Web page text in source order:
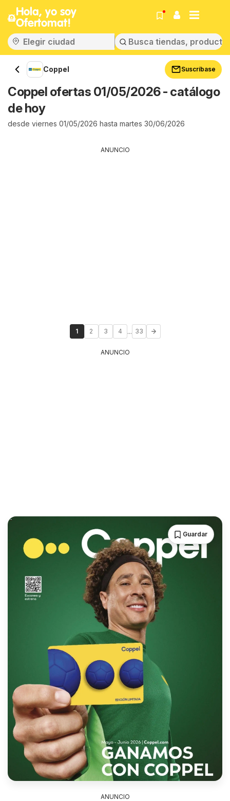
Hola, yo soy
Ofertomat!
Coppel Suscríbase
Coppel ofertas 01/05/2026 - catálogo
de hoy
desde viernes 01/05/2026 hasta martes 30/06/2026
ANUNCIO
1 2 3 4 ... 33
ANUNCIO
Guardar
ANUNCIO